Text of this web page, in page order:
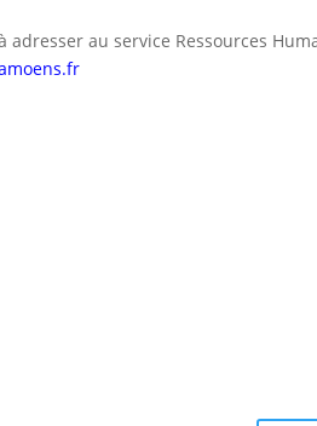
adresser au service Ressources